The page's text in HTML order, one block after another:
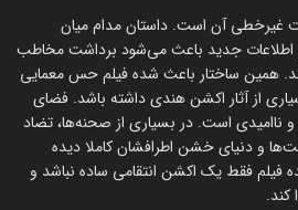
غیرخطی آن است. داستان مدام میان
جدید باعث می‌شود برداشت مخاطب
همین ساختار باعث شده فیلم حس معمایی
از آثار اکشن هندی داشته باشد. فضای
ناامیدی است. در بسیاری از صحنه‌ها، تضاد
و دنیای خشن اطرافشان کاملا دیده
فقط یک اکشن انتقامی ساده نباشد و
کند.